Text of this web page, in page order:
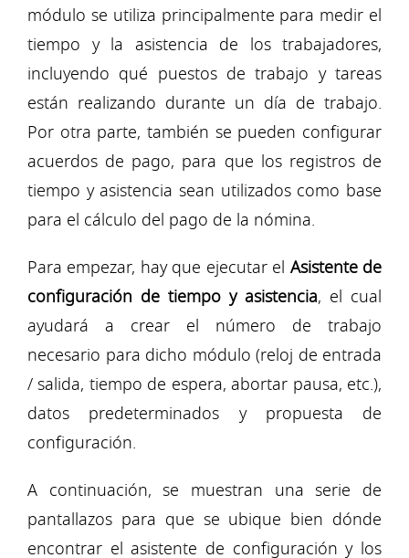
módulo se utiliza principalmente para medir el
tiempo y la asistencia de los trabajadores,
incluyendo qué puestos de trabajo y tareas
están realizando durante un día de trabajo.
Por otra parte, también se pueden configurar
acuerdos de pago, para que los registros de
tiempo y asistencia sean utilizados como base
para el cálculo del pago de la nómina.
Para empezar, hay que ejecutar el Asistente de
configuración de tiempo y asistencia, el cual
ayudará a crear el número de trabajo
necesario para dicho módulo (reloj de entrada
/ salida, tiempo de espera, abortar pausa, etc.),
datos predeterminados y propuesta de
configuración.
A continuación, se muestran una serie de
pantallazos para que se ubique bien dónde
encontrar el asistente de configuración y los